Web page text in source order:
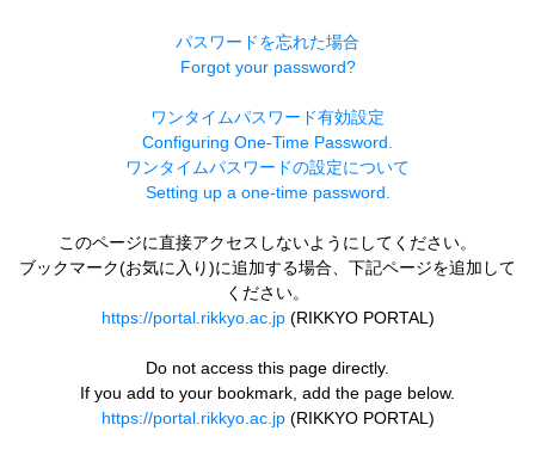
パスワードを忘れた場合
Forgot your password?
ワンタイムパスワード有効設定
Configuring One-Time Password.
ワンタイムパスワードの設定について
Setting up a one-time password.
このページに直接アクセスしないようにしてください。
ブックマーク(お気に入り)に追加する場合、下記ページを追加して
ください。
https://portal.rikkyo.ac.jp(RIKKYO PORTAL)
Do not access this page directly.
If you add to your bookmark, add the page below.
https://portal.rikkyo.ac.jp(RIKKYO PORTAL)